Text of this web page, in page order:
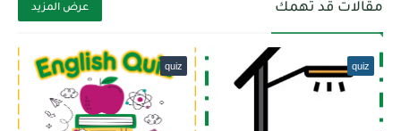
مقالات قد تهمك عرض المزيد
quiz
quiz